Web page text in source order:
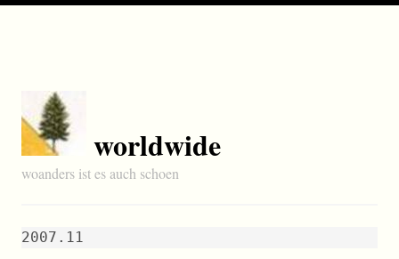
worldwide
woanders ist es auch schoen
2007.11